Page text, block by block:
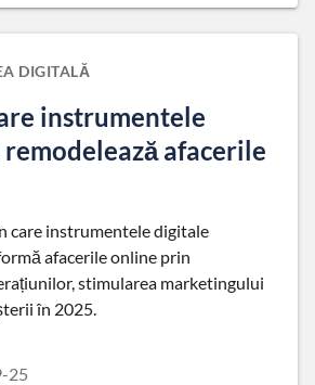
DIGITALĂ
instrumentele
afacerile
care instrumentele digitale
afacerile online prin
stimularea marketingului
în 2025.
25